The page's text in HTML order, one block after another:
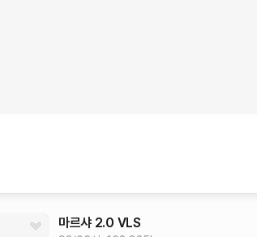
마르샤 2.0 VLS